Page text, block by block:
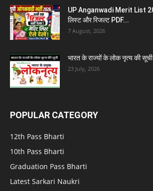
UP Anganwadi Merit List
लिस्ट और रिजल्ट PDF...
7 August, 2026
भारत के राज्यों के लोक नृत्य की
23 July, 2026
POPULAR CATEGORY
12th Pass Bharti
10th Pass Bharti
Graduation Pass Bharti
Latest Sarkari Naukri